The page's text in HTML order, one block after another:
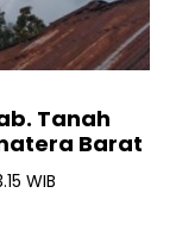
Tanah
Barat
WIB